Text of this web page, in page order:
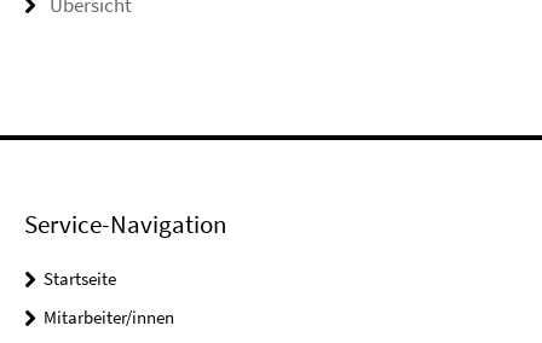
Service-Navigation
Startseite
Mitarbeiter/innen